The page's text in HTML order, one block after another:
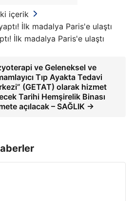
içerik
İlk madalya Paris'e ulaştı
ve Geleneksel ve
Tıp Ayakta Tedavi
(GETAT) olarak hizmet
Tarihi Hemşirelik Binası
açılacak – SAĞLIK →